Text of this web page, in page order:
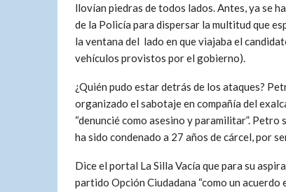
llovían piedras de todos lados. Antes, ya se
de la Policía para dispersar la multitud que
la ventana del lado en que viajaba el
vehículos provistos por el gobierno).
¿Quién pudo estar detrás de los ataques?
organizado el sabotaje en compañía del
“denuncié como asesino y paramilitar”. Petro
ha sido condenado a 27 años de cárcel, por
Dice el portal La Silla Vacía que para su
partido Opción Ciudadana “como un